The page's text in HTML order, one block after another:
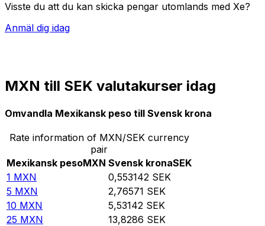
Visste du att du kan skicka pengar utomlands med Xe?
Anmäl dig idag
MXN till SEK valutakurser idag
Omvandla Mexikansk peso till Svensk krona
Rate information of MXN/SEK currency
pair
Mexikansk pesoMXN Svensk kronaSEK
1 MXN 0,553142 SEK
5 MXN 2,76571 SEK
10 MXN 5,53142 SEK
25 MXN 13,8286 SEK